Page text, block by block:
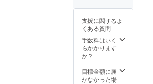
河さん
（＠
SpiralGi
nga ）
さんが
このプ
ために
デザイ
症：
3色から
おひと
つご選
択くだ
さい
ポスト
カー
支援に関するよ
くある質問
手数料はいく
らかかります
か？
目標金額に届
かなかった場